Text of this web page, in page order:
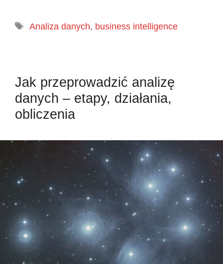
Tagi
Analiza danych, business intelligence
Jak przeprowadzić analizę
danych – etapy, działania,
obliczenia